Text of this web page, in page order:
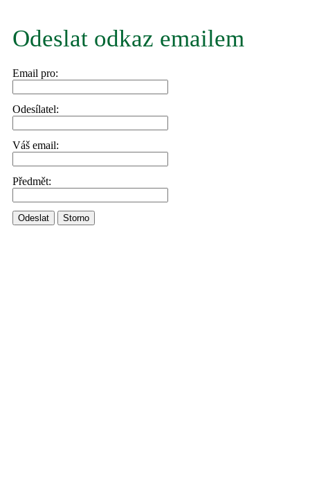
Odeslat odkaz emailem
Email pro:
Odesílatel:
Váš email:
Předmět:
Odeslat Storno